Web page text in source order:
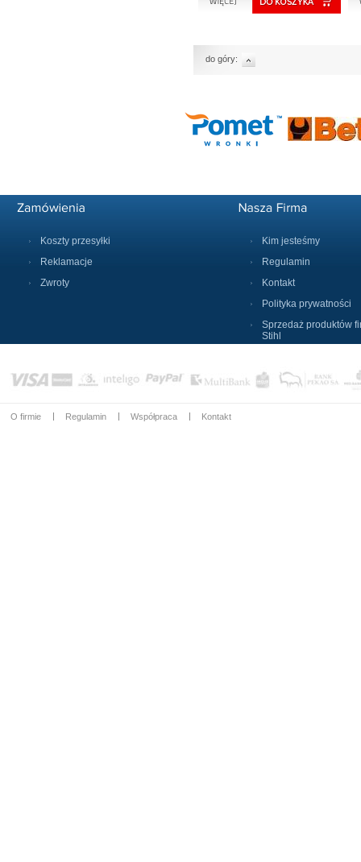
do góry:
Koszty przesyłki
Reklamacje
Zwroty
Kim jesteśmy
Regulamin
Kontakt
Polityka prywatności
Sprzedaż produktów
Stihl
O firmie Regulamin Współpraca Kontakt